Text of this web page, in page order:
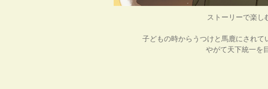
ストーリーで楽
子どもの時からうつけと馬鹿にされ
やがて天下統一を